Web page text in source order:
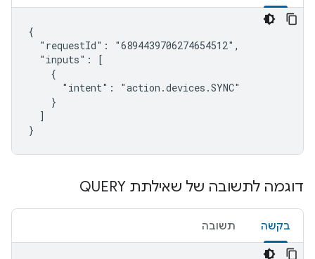
{
  "requestId": "6894439706274654512",
  "inputs": [
    {
      "intent": "action.devices.SYNC"
    }
  ]
}
דוגמה לתשובה של שאילתת QUERY
בקשה תשובה